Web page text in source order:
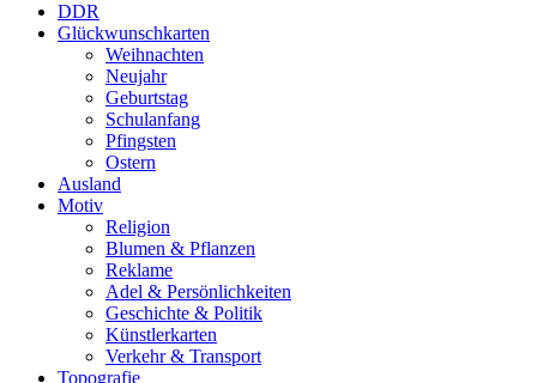
DDR
Glückwunschkarten
Weihnachten
Neujahr
Geburtstag
Schulanfang
Pfingsten
Ostern
Ausland
Motiv
Religion
Blumen & Pflanzen
Reklame
Adel & Persönlichkeiten
Geschichte & Politik
Künstlerkarten
Verkehr & Transport
Topografie